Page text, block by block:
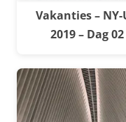
Vakanties – NY-
2019 – Dag 02